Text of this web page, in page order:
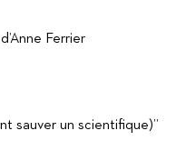
Ferrier
sauver un scientifique)”